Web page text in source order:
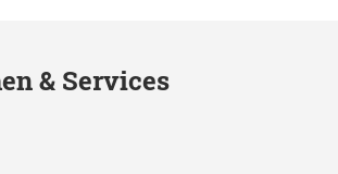
& Services